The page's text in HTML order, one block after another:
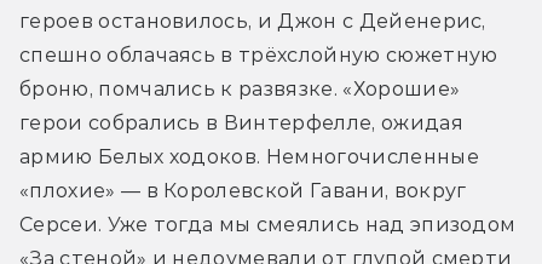
героев остановилось, и Джон с Дейенерис,
спешно облачаясь в трёхслойную сюжетную
броню, помчались к развязке. «Хорошие»
герои собрались в Винтерфелле, ожидая
армию Белых ходоков. Немногочисленные
«плохие» — в Королевской Гавани, вокруг
Серсеи. Уже тогда мы смеялись над эпизодом
«За стеной» и недоумевали от глупой смерти